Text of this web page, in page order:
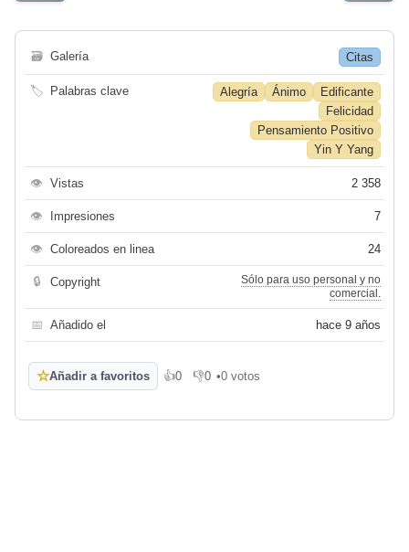
🗃 Galería Citas
🏷 Palabras clave Alegría Ánimo
Edificante
Felicidad
Pensamiento Positivo
Yin Y Yang
👁 Vistas 2 358
👁 Impresiones 7
👁 Coloreados en linea 24
🔒 Copyright
Sólo para uso personal y no
comercial.
📅 Añadido el hace 9 años
☆Añadir a favoritos 👍0
Me gusta
👎0
No me gusta
•0 votos